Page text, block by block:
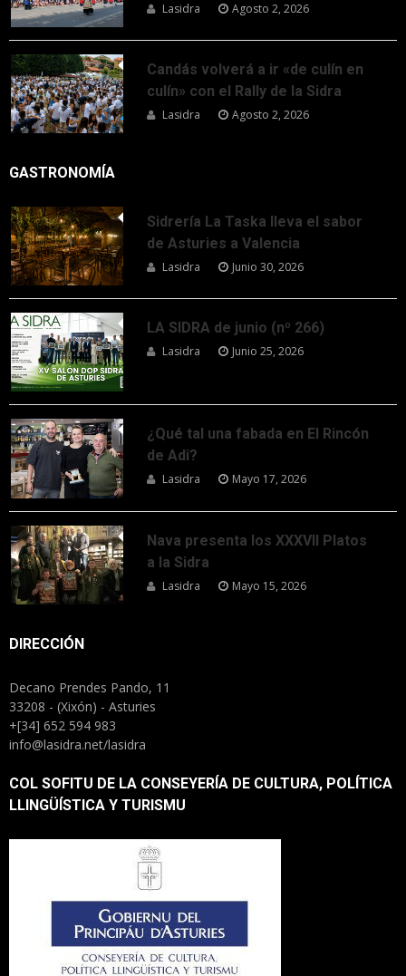
Lasidra Agosto 2, 2026
Candás volverá a ir «de culín en
culín» con el Rally de la Sidra
Lasidra Agosto 2, 2026
GASTRONOMÍA
Sidrería La Taska lleva el sabor
de Asturies a Valencia
Lasidra Junio 30, 2026
LA SIDRA de junio (nº 266)
Lasidra Junio 25, 2026
¿Qué tal una fabada en El Rincón
de Adi?
Lasidra Mayo 17, 2026
Nava presenta los XXXVII Platos
a la Sidra
Lasidra Mayo 15, 2026
DIRECCIÓN
Decano Prendes Pando, 11
33208 - (Xixón) - Asturies
+[34] 652 594 983
info@lasidra.net/lasidra
COL SOFITU DE LA CONSEYERÍA DE CULTURA, POLÍTICA
LLINGÜÍSTICA Y TURISMU